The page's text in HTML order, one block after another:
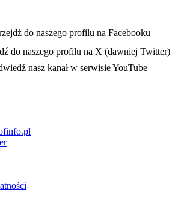
- otwiera się w nowej karcie
do naszego profilu na Facebooku
w nowej karcie
do naszego profilu na X (dawniej Twitter)
- otwiera się w nowej karcie
nasz kanał w serwisie YouTube